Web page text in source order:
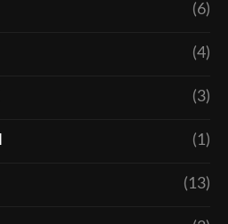
(6)
(4)
(3)
(1)
(13)